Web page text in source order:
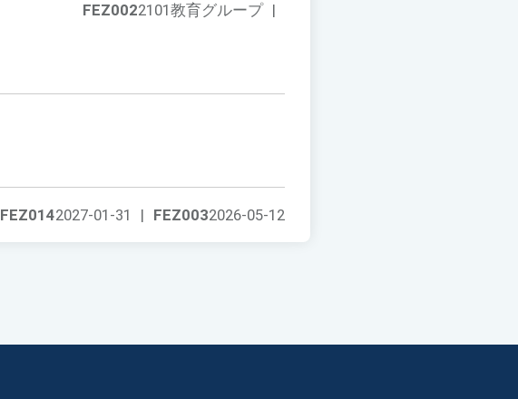
FEZ0022101教育グループ |
FEZ0032026-05-12
FEZ0142027-01-31 |